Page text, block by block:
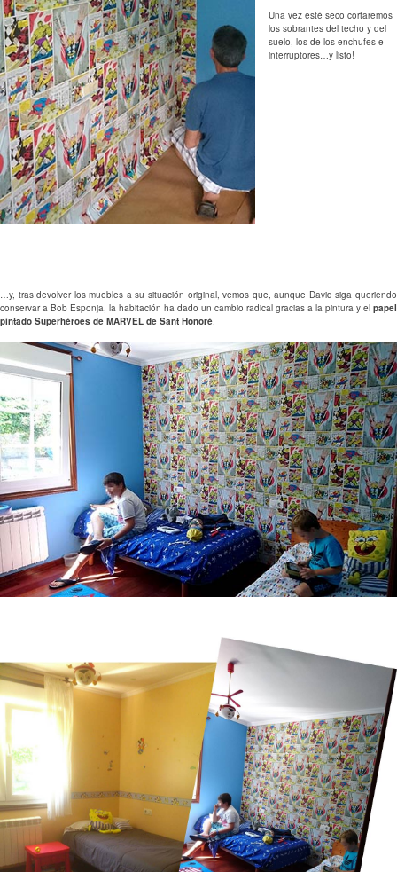
Una vez esté seco cortaremos
los sobrantes del techo y del
suelo, los de los enchufes e
interruptores…y listo!
…y, tras devolver los muebles a su situación original, vemos que, aunque David siga queriendo
conservar a Bob Esponja, la habitación ha dado un cambio radical gracias a la pintura y el papel
pintado Superhéroes de MARVEL de Sant Honoré.